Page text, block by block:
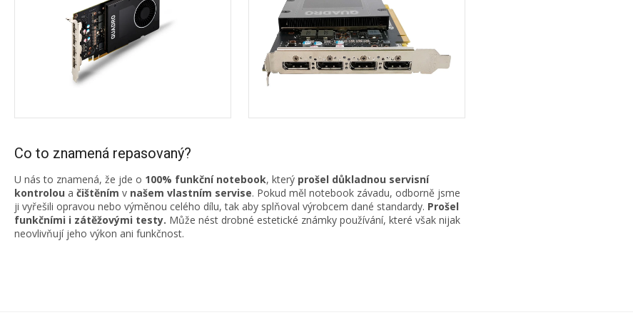
Co to znamená repasovaný?
U nás to znamená, že jde o 100% funkční notebook, který prošel důkladnou servisní
kontrolou a čištěním v našem vlastním servise. Pokud měl notebook závadu, odborně jsme
ji vyřešili opravou nebo výměnou celého dílu, tak aby splňoval výrobcem dané standardy. Prošel
funkčními i zátěžovými testy. Může nést drobné estetické známky používání, které však nijak
neovlivňují jeho výkon ani funkčnost.